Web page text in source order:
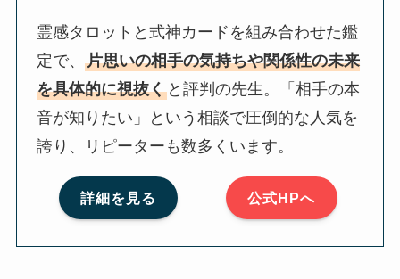
霊感タロットと式神カードを組み合わせた鑑
定で、片思いの相手の気持ちや関係性の未来
を具体的に視抜く と評判の先生。「相手の本
音が知りたい」という相談で圧倒的な人気を
誇り、リピーターも数多くいます。
詳細を見る 公式HPへ